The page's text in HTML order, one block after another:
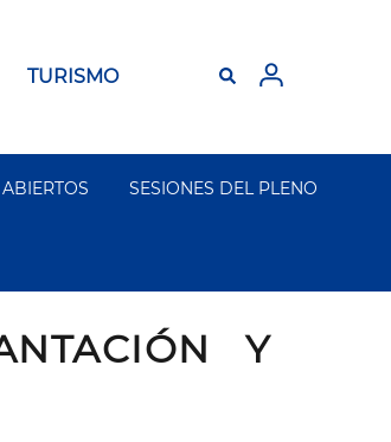
TURISMO
SESIONES DEL PLENO
Y